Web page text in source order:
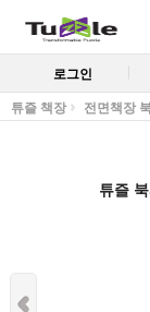
로그인
튜즐 책장 전면책장
튜즐